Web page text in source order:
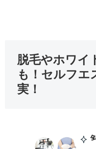
脱毛やホワイ
も！セルフエ
実！